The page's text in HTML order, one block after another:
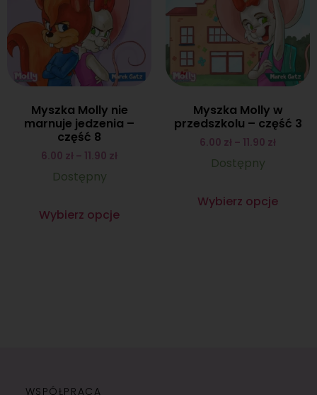
Myszka Molly nie
marnuje jedzenia –
część 8
6.00 zł – 11.90 zł
Dostępny
Wybierz opcje
Myszka Molly w
przedszkolu – część 3
6.00 zł – 11.90 zł
Dostępny
Wybierz opcje
WSPÓŁPRACA